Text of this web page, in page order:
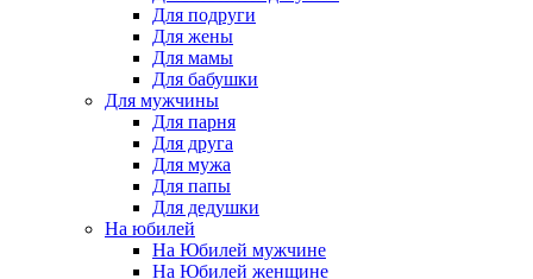
Для подруги
Для жены
Для мамы
Для бабушки
Для мужчины
Для парня
Для друга
Для мужа
Для папы
Для дедушки
На юбилей
На Юбилей мужчине
На Юбилей женщине